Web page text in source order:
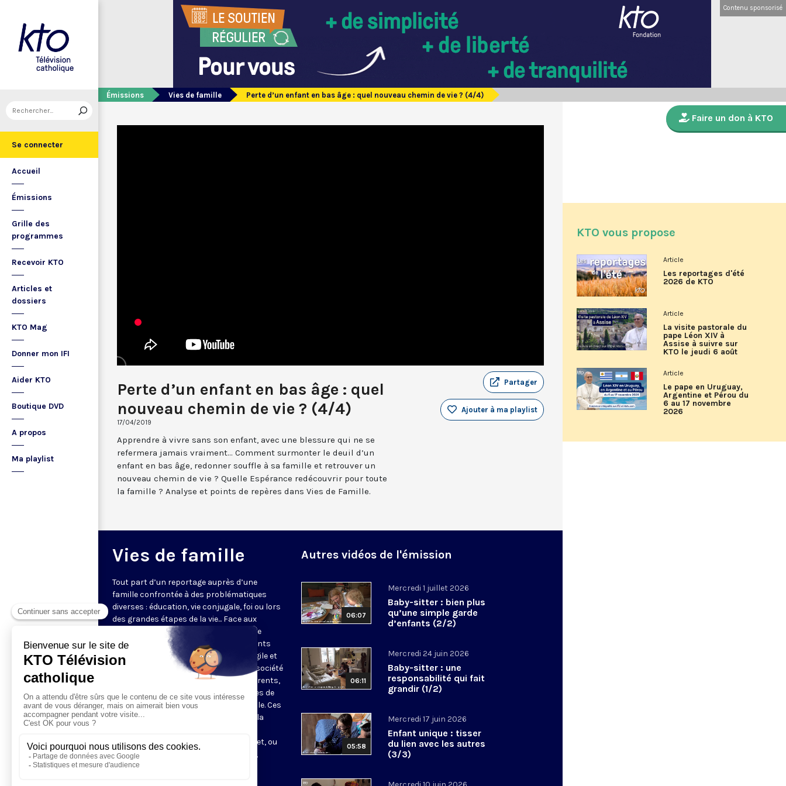
Se connecter
Accueil
Émissions
Grille des
programmes
Recevoir KTO
Articles et
dossiers
KTO Mag
Donner mon IFI
Aider KTO
Boutique DVD
A propos
Ma playlist
Contenu sponsorisé
Émissions Vies de famille Perte d’un enfant en bas âge : quel nouveau chemin de vie ? (4/4)
Perte d’un enfant en bas âge : quel
nouveau chemin de vie ? (4/4)
17/04/2019
Partager
Ajouter à ma playlist
Apprendre à vivre sans son enfant, avec une blessure qui ne se
refermera jamais vraiment... Comment surmonter le deuil d’un
enfant en bas âge, redonner souffle à sa famille et retrouver un
nouveau chemin de vie ? Quelle Espérance redécouvrir pour toute
la famille ? Analyse et points de repères dans Vies de Famille.
Vies de famille
Tout part d’un reportage auprès d’une
famille confrontée à des problématiques
diverses : éducation, vie conjugale, foi ou lors
des grandes étapes de la vie... Face aux
questions très concrètes, KTO propose
repères et conseils avec des intervenants
d'expérience qui s’appuient sur l’Evangile et
l’anthropologie chrétienne. Dans une société
en pleine évolution, jeunes couples, parents,
grands-parents y trouveront des pistes de
réflexion pour soutenir leur vie de famille. Ces
programmes de 5 minutes sont mis à la
communautés, pour leurs sites internet, ou
être projetés pour introduire réunions,
ateliers ou conférences.
Autres vidéos de l'émission
06:07
Mercredi 1 juillet 2026
Baby-sitter : bien plus
qu’une simple garde
d’enfants (2/2)
06:11
Mercredi 24 juin 2026
Baby-sitter : une
responsabilité qui fait
grandir (1/2)
05:58
Mercredi 17 juin 2026
Enfant unique : tisser
du lien avec les autres
(3/3)
Faire un don à KTO
KTO vous propose
Article
Les reportages d'été
2026 de KTO
Article
La visite pastorale du
pape Léon XIV à
Assise à suivre sur
KTO le jeudi 6 août
Article
Le pape en Uruguay,
Argentine et Pérou du
6 au 17 novembre
2026